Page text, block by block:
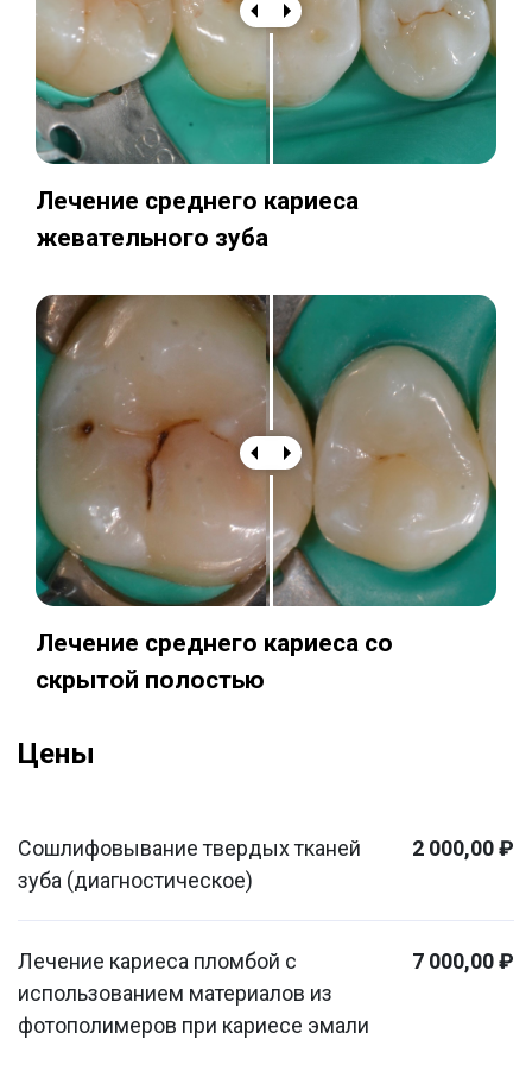
Лечение среднего кариеса
жевательного зуба
Лечение среднего кариеса со
скрытой полостью
Цены
Сошлифовывание твердых тканей
зуба (диагностическое)
2 000,00 ₽
Лечение кариеса пломбой с
использованием материалов из
фотополимеров при кариесе эмали
7 000,00 ₽